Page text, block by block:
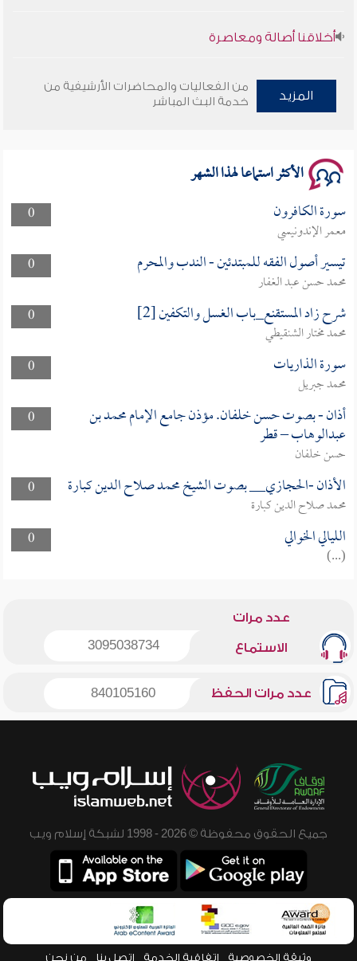
سلسلة محاضرات نفحات رمضانية 1444هـ
المزيد
من الفعاليات والمحاضرات الأرشيفية من
خدمة البث المباشر
الأكثر استماعا لهذا الشهر
0 سورة الكافرون
معمر الإندونيسي
0
تيسير أصول الفقه للمبتدئين - الندب والمحرم
محمد حسن عبد الغفار
0
شرح زاد المستقنع_باب الغسل والتكفين [2]
محمد مختار الشنقيطي
0
سورة الذاريات
محمد جبريل
0
أذان - بصوت حسن خلفان. مؤذن جامع الإمام محمد بن
عبدالوهاب – قطر
حسن خلفان
0
الأذان -الحجازي__ بصوت الشيخ محمد صلاح الدين كبارة
محمد صلاح الدين كبارة
0
الليالي الخوالي
(...)
عدد مرات
الاستماع 3095038734
عدد مرات الحفظ 840105160
جميع الحقوق محفوظة © 2026 - 1998 لشبكة إسلام ويب
وثيقة الخصوصية اتفاقية الخدمة اتصل بنا من نحن